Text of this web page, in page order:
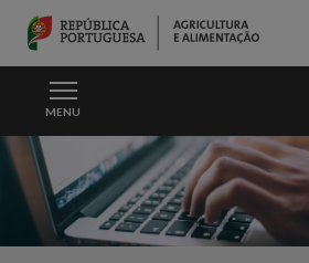
Skip to Main Content
MENU
Formação
Profissional
Portal